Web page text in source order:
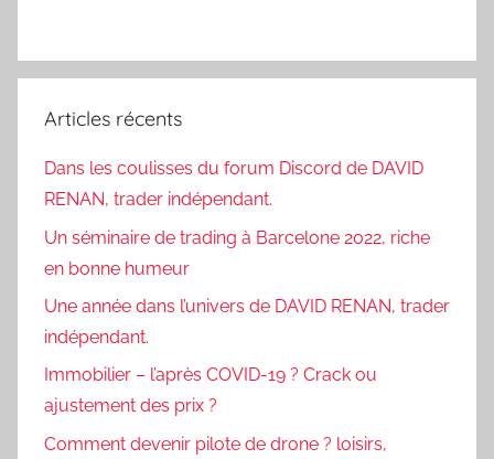
Articles récents
Dans les coulisses du forum Discord de DAVID
RENAN, trader indépendant.
Un séminaire de trading à Barcelone 2022, riche
en bonne humeur
Une année dans l’univers de DAVID RENAN, trader
indépendant.
Immobilier – l’après COVID-19 ? Crack ou
ajustement des prix ?
Comment devenir pilote de drone ? loisirs,